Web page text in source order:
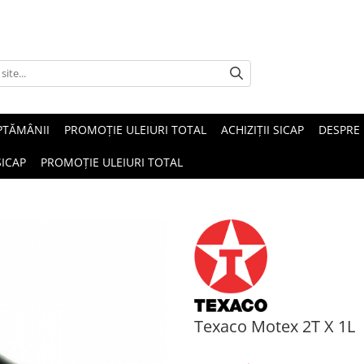
PROMOȚIE ULEIURI TOTAL ACHIZIȚII SICAP
PROMOȚIE ULEIURI TOTAL
Texaco Motex 2T X 1L